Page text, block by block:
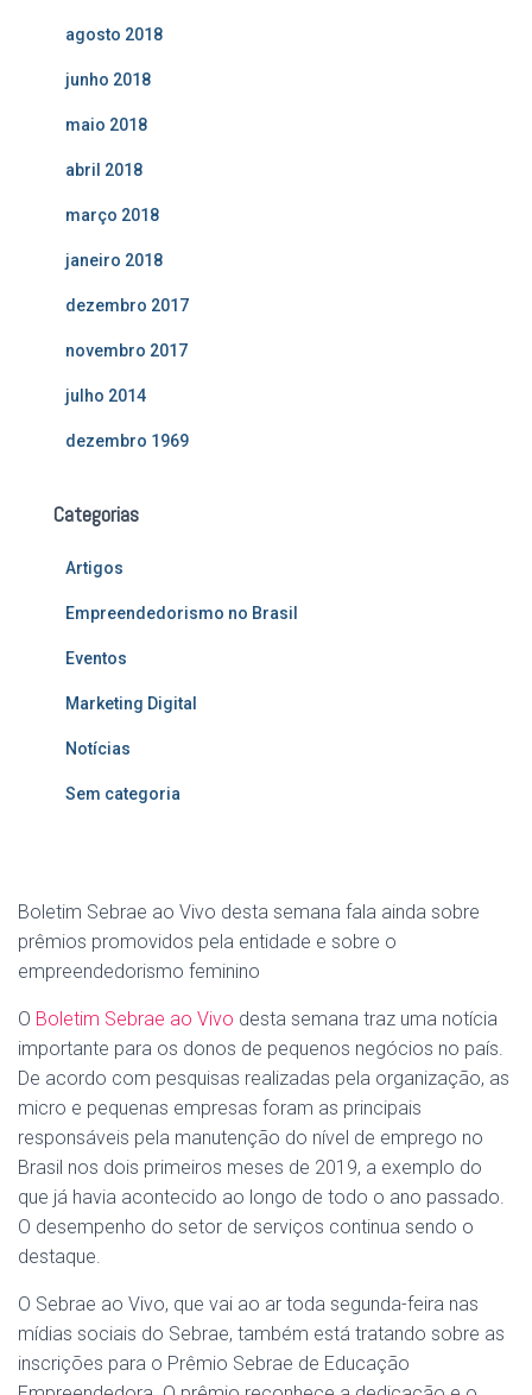
agosto 2018
junho 2018
maio 2018
abril 2018
março 2018
janeiro 2018
dezembro 2017
novembro 2017
julho 2014
dezembro 1969
Categorias
Artigos
Empreendedorismo no Brasil
Eventos
Marketing Digital
Notícias
Sem categoria
Boletim Sebrae ao Vivo desta semana fala ainda sobre
prêmios promovidos pela entidade e sobre o
empreendedorismo feminino
O Boletim Sebrae ao Vivo desta semana traz uma notícia
importante para os donos de pequenos negócios no país.
De acordo com pesquisas realizadas pela organização, as
micro e pequenas empresas foram as principais
responsáveis pela manutenção do nível de emprego no
Brasil nos dois primeiros meses de 2019, a exemplo do
que já havia acontecido ao longo de todo o ano passado.
O desempenho do setor de serviços continua sendo o
destaque.
O Sebrae ao Vivo, que vai ao ar toda segunda-feira nas
mídias sociais do Sebrae, também está tratando sobre as
inscrições para o Prêmio Sebrae de Educação